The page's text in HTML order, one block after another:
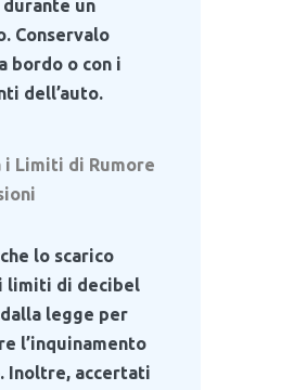
un
Conservalo
bordo o con i
dell’auto.
i Limiti di Rumore
lo scarico
limiti di decibel
legge per
l’inquinamento
Inoltre, accertati